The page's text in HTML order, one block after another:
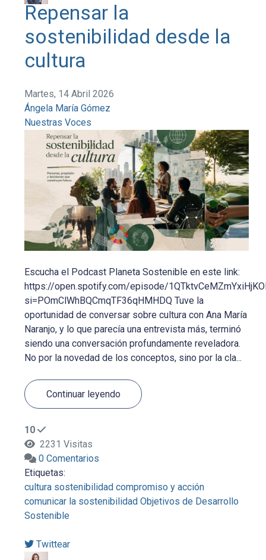
Repensar la
sostenibilidad desde la
cultura
Martes, 14 Abril 2026
Ángela María Gómez
Nuestras Voces
Escucha el Podcast Planeta Sostenible en este link:
https://open.spotify.com/episode/
si=POmClWhBQCmqTF36qHMHDQ Tuve la
oportunidad de conversar sobre cultura con Ana María
Naranjo, y lo que parecía una entrevista más, terminó
siendo una conversación profundamente reveladora.
No por la novedad de los conceptos, sino por la cla...
Continuar leyendo
10
2231 Visitas
0 Comentarios
Etiquetas:
cultura sostenibilidad compromiso y acción
comunicar la sostenibilidad Objetivos de Desarrollo
Sostenible
Twittear